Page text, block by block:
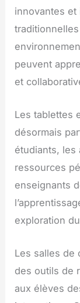
innovantes et
peuvent
et
Les tablettes
désormais
étudiants, les
ressources
enseignants
exploration
Les salles de
des outils de
aux élèves